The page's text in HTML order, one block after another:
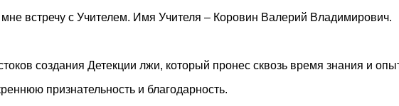
встречу с Учителем. Имя Учителя – Коровин Валерий Владимирович.
создания Детекции лжи, который пронес сквозь время знания и
признательность и благодарность.